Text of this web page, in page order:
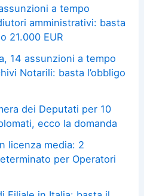
a tempo
amministrativi: basta
21.000 EUR
14 assunzioni a tempo
Notarili: basta l’obbligo
dei Deputati per 10
ecco la domanda
licenza media: 2
per Operatori